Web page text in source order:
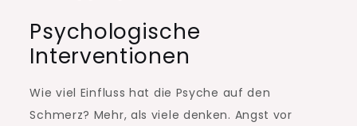
Psychologische
Interventionen
Wie viel Einfluss hat die Psyche auf den
Schmerz? Mehr, als viele denken. Angst vor